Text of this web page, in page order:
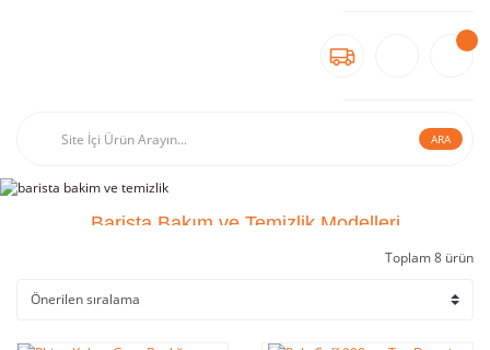
ARA
Barista Bakım ve Temizlik Modelleri
Toplam 8 ürün